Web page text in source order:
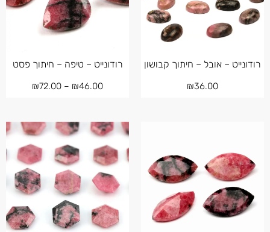
רודונייט – אובל – חיתוך קבושון
₪36.00
רודונייט – טיפה – חיתוך פסט
₪46.00
–
₪72.00